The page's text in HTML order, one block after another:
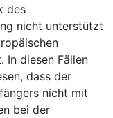
des
nicht unterstützt
In diesen Fällen
dass der
nicht mit
bei der